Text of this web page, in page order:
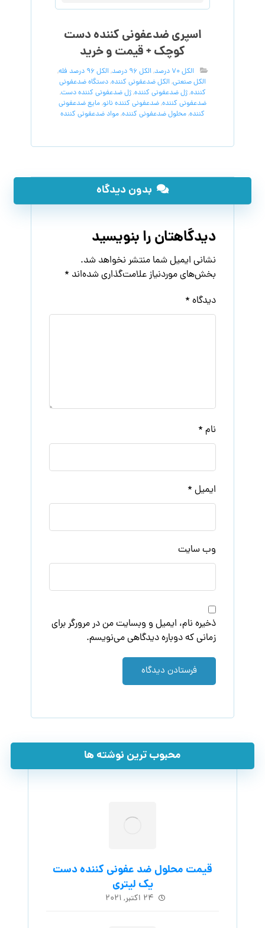
اسپری ضدعفونی کننده دست
کوچک + قیمت و خرید
الکل 70 درصد ,الکل 96 درصد ,الکل 96 درصد فله
,
الکل صنعتی,الکل ضدعفونی کننده,دستگاه ضدعفونی
کننده,ژل ضدعفونی کننده,ژل ضدعفونی کننده دست,
ضدعفونی کننده,ضدعفونی کننده نانو,مایع ضدعفونی
کننده,محلول ضدعفونی کننده,مواد ضدعفونی کننده
بدون دیدگاه
دیدگاهتان را بنویسید
نشانی ایمیل شما منتشر نخواهد شد.
بخش‌های موردنیاز علامت‌گذاری شده‌اند *
دیدگاه *
نام *
ایمیل *
وب‌ سایت
ذخیره نام، ایمیل و وبسایت من در مرورگر برای
زمانی که دوباره دیدگاهی می‌نویسم.
فرستادن دیدگاه
محبوب ترین نوشته ها
قیمت محلول ضد عفونی کننده دست
یک لیتری
۲۴ اکتبر, ۲۰۲۱